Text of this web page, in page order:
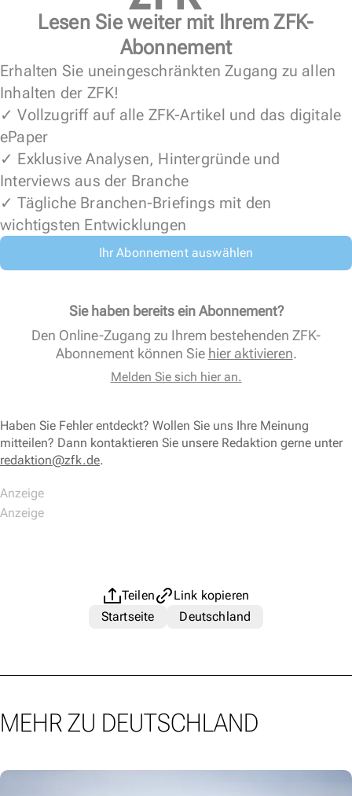
Lesen Sie weiter mit Ihrem ZFK-
Abonnement
Erhalten Sie uneingeschränkten Zugang zu allen
Inhalten der ZFK!
✓ Vollzugriff auf alle ZFK-Artikel und das digitale
ePaper
✓ Exklusive Analysen, Hintergründe und
Interviews aus der Branche
✓ Tägliche Branchen-Briefings mit den
wichtigsten Entwicklungen
Ihr Abonnement auswählen
Sie haben bereits ein Abonnement?
Den Online-Zugang zu Ihrem bestehenden ZFK-
Abonnement können Sie hier aktivieren.
Melden Sie sich hier an.
Haben Sie Fehler entdeckt? Wollen Sie uns Ihre Meinung
mitteilen? Dann kontaktieren Sie unsere Redaktion gerne unter
redaktion@zfk.de.
Teilen
Link kopieren
Startseite
Deutschland
MEHR ZU DEUTSCHLAND